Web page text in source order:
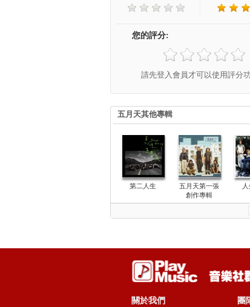
您的評分:
請先登入會員才可以使用評分
五月天其他專輯
第二人生
五月天第一張
創作專輯
關於我們 團